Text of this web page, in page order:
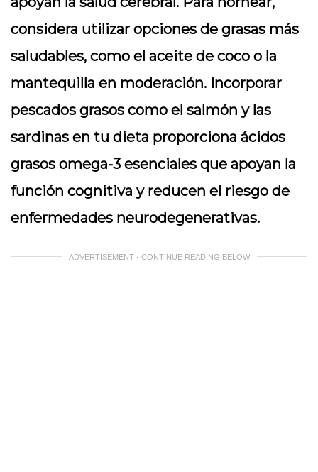
considera utilizar opciones de grasas más
saludables, como el aceite de coco o la
mantequilla en moderación. Incorporar
pescados grasos como el salmón y las
sardinas en tu dieta proporciona ácidos
grasos omega-3 esenciales que apoyan la
función cognitiva y reducen el riesgo de
enfermedades neurodegenerativas.
ADVERTISEMENT - CONTINUE READING BELOW